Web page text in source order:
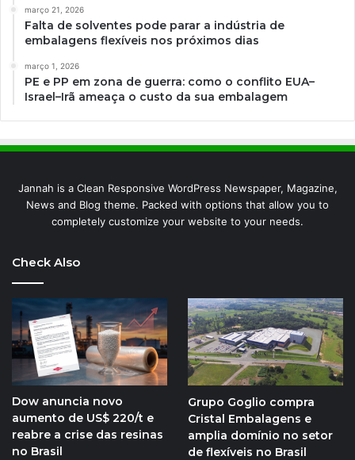
março 21, 2026
Falta de solventes pode parar a indústria de
embalagens flexíveis nos próximos dias
março 1, 2026
PE e PP em zona de guerra: como o conflito EUA–
Israel–Irã ameaça o custo da sua embalagem
Jannah is a Clean Responsive WordPress Newspaper, Magazine,
News and Blog theme. Packed with options that allow you to
completely customize your website to your needs.
Check Also
Dow anuncia novo
aumento de US$ 220/t e
reabre a crise das resinas
no Brasil
Grupo Goglio compra
Cristal Embalagens e
amplia domínio no setor
de flexíveis no Brasil